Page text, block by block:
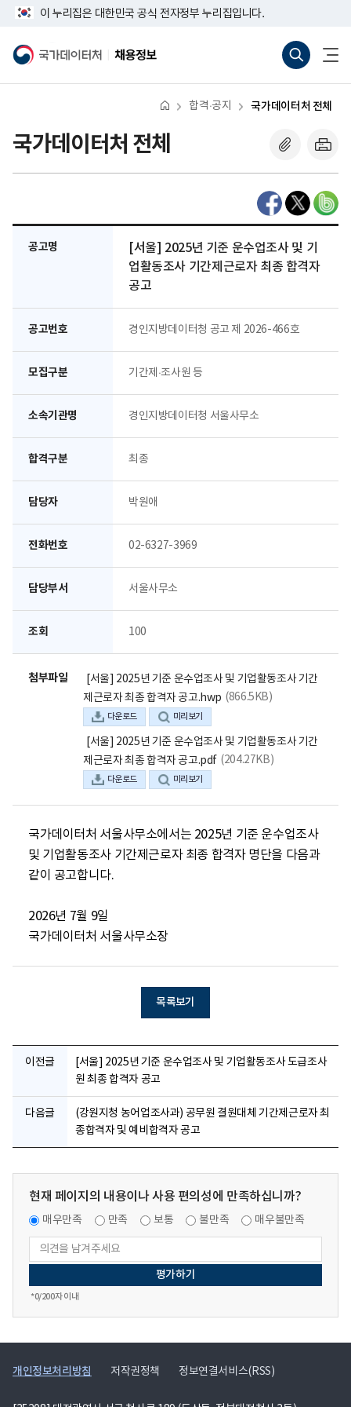
뛰
이 누리집은 대한민국 공식 전자정부 누리집입니다.
국
가
이
채
용
보
바
(새
기)
열
합격·공지 국가데이터처 전체
국가데이터처 전체
공고명
[서울] 2025년 기준 운수업조사 및 기
업활동조사 기간제근로자 최종 합격자
공고
공고번호 경인지방데이터청 공고 제 2026-466호
모집구분 기간제·조사원 등
소속기관명 경인지방데이터청 서울사무소
합격구분 최종
담당자 박원애
전화번호 02-6327-3969
담당부서 서울사무소
조회 100
첨부파일
[서울] 2025년 기준 운수업조사 및 기업활동조사 기간
제근로자 최종 합격자 공고.hwp (866.5KB)
다운로드 미리보기
[서울] 2025년 기준 운수업조사 및 기업활동조사 기간
제근로자 최종 합격자 공고.pdf (204.27KB)
다운로드 미리보기
국가데이터처 서울사무소에서는 2025년 기준 운수업조사
및 기업활동조사 기간제근로자 최종 합격자 명단을 다음과
같이 공고합니다.
2026년 7월 9일
국가데이터처 서울사무소장
목록보기
이전글
[서울] 2025년 기준 운수업조사 및 기업활동조사 도급조사
원 최종 합격자 공고
다음글
(강원지청 농어업조사과) 공무원 결원대체 기간제근로자 최
종합격자 및 예비합격자 공고
현재 페이지의 내용이나 사용 편의성에 만족하십니까?
매우만족 만족 보통 불만족 매우불만족
*0/200자 이내
개인정보처리방침 저작권정책 정보연결서비스(RSS)